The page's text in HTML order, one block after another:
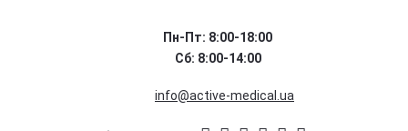
Пн-Пт: 8:00-18:00
Сб: 8:00-14:00
info@active-medical.ua